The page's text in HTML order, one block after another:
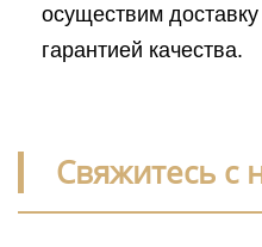
осуществим
гарантией качества.
Свяжитесь с